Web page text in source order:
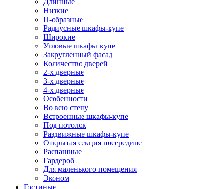
Длинные
Низкие
П-образные
Радиусные шкафы-купе
Широкие
Угловые шкафы-купе
Закругленный фасад
Количество дверей
2-х дверные
3-х дверные
4-х дверные
Особенности
Во всю стену
Встроенные шкафы-купе
Под потолок
Раздвижные шкафы-купе
Открытая секция посередине
Распашные
Гардероб
Для маленького помещения
Эконом
Гостиные